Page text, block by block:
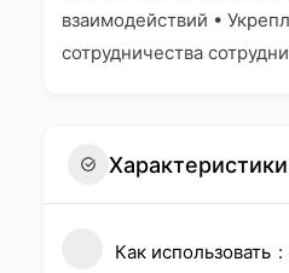
взаимодействий •
сотрудничества
Характеристики
Как использовать